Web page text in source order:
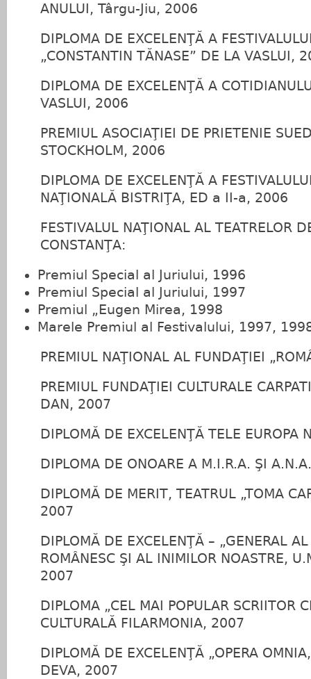
ANULUI, Târgu‑Jiu, 2006
DIPLOMA DE EXCELENŢĂ A
„CONSTANTIN TĂNASE” DE LA VASLUI,
DIPLOMA DE EXCELENŢĂ A
VASLUI, 2006
PREMIUL ASOCIAŢIEI DE PRIETENIE
STOCKHOLM, 2006
DIPLOMA DE EXCELENŢĂ A
NAŢIONALĂ BISTRIŢA, ED a II‑a, 2006
FESTIVALUL NAŢIONAL AL TEATRELOR
CONSTANŢA:
Premiul Special al Juriului, 1996
Premiul Special al Juriului, 1997
Premiul „Eugen Mirea, 1998
Marele Premiul al Festivalului, 1997,
PREMIUL NAŢIONAL AL FUNDAŢIEI
PREMIUL FUNDAŢIEI CULTURALE
DAN, 2007
DIPLOMĂ DE EXCELENŢĂ TELE EUROPA
DIPLOMA DE ONOARE A M.I.R.A. ŞI
DIPLOMĂ DE MERIT, TEATRUL „TOMA
2007
DIPLOMĂ DE EXCELENŢĂ – „GENERAL
ROMÂNESC ŞI AL INIMILOR NOASTRE,
2007
DIPLOMA „CEL MAI POPULAR SCRIITOR
CULTURALĂ FILARMONIA, 2007
DIPLOMĂ DE EXCELENŢĂ „OPERA
DEVA, 2007